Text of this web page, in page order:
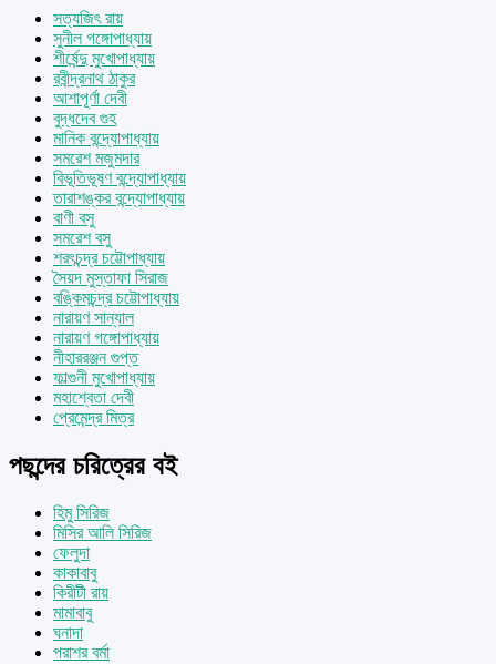
সত্যজিৎ রায়
সুনীল গঙ্গোপাধ্যায়
শীর্ষেন্দু মুখোপাধ্যায়
রবীন্দ্রনাথ ঠাকুর
আশাপূর্ণা দেবী
বুদ্ধদেব গুহ
মানিক বন্দ্যোপাধ্যায়
সমরেশ মজুমদার
বিভূতিভূষণ বন্দ্যোপাধ্যায়
তারাশঙ্কর বন্দ্যোপাধ্যায়
বাণী বসু
সমরেশ বসু
শরৎচন্দ্র চট্টোপাধ্যায়
সৈয়দ মুস্তাফা সিরাজ
বঙ্কিমচন্দ্র চট্টোপাধ্যায়
নারায়ণ সান্যাল
নারায়ণ গঙ্গোপাধ্যায়
নীহাররঞ্জন গুপ্ত
ফাল্গুনী মুখোপাধ্যায়
মহাশ্বেতা দেবী
প্রেমেন্দ্র মিত্র
পছন্দের চরিত্রের বই
হিমু সিরিজ
মিসির আলি সিরিজ
ফেলুদা
কাকাবাবু
কিরীটী রায়
মামাবাবু
ঘনাদা
পরাশর বর্মা